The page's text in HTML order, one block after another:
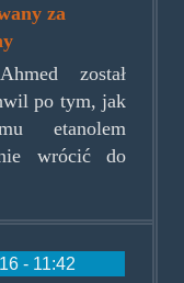
za
został
po tym, jak
etanolem
wrócić do
- 11:42